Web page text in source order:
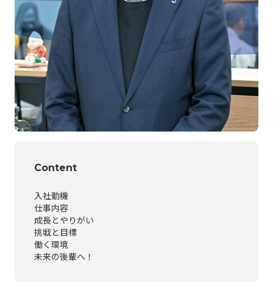
Content
入社動機
仕事内容
成長とやりがい
挑戦と目標
働く環境
未来の後輩へ！